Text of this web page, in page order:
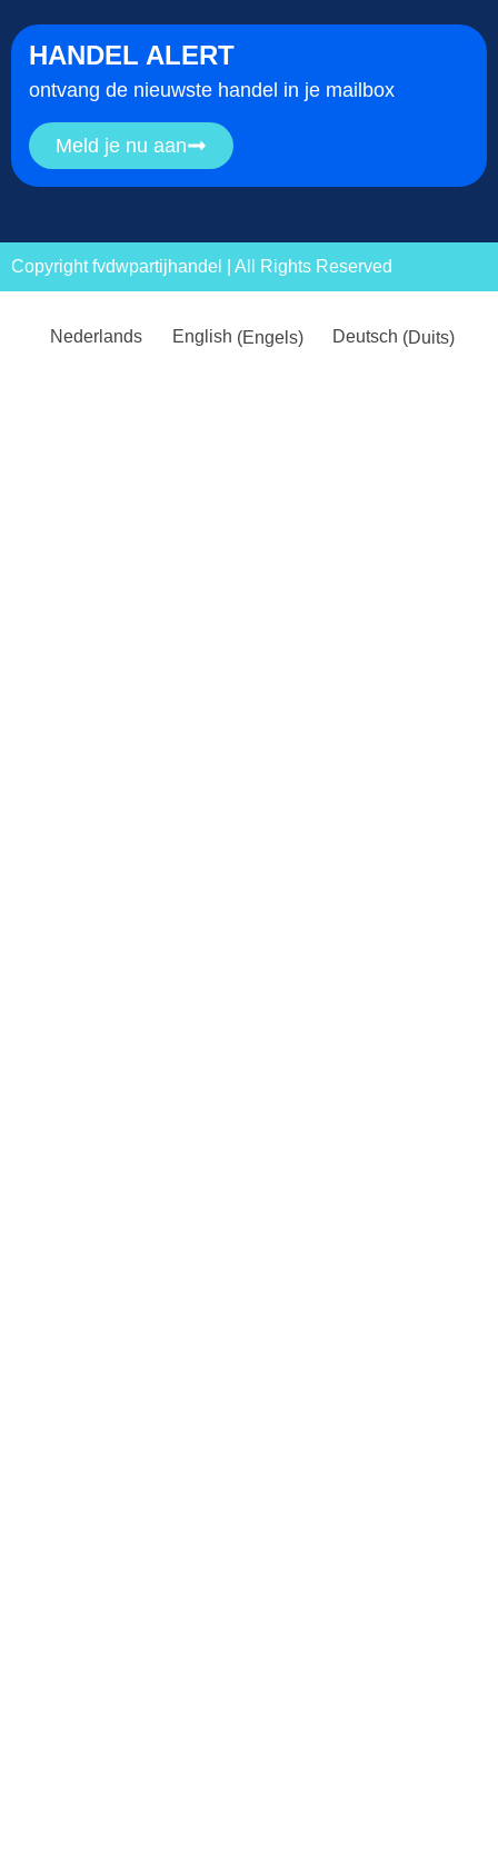
HANDEL ALERT
ontvang de nieuwste handel in je mailbox
Meld je nu aan
Copyright fvdwpartijhandel | All Rights Reserved
Nederlands English (Engels) Deutsch (Duits)